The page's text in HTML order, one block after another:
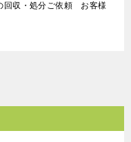
回収・処分ご依頼 お客様